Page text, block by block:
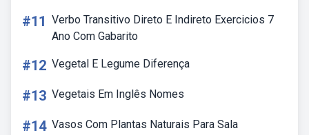
#11 Verbo Transitivo Direto E Indireto Exercicios 7
Ano Com Gabarito
#12 Vegetal E Legume Diferença
#13 Vegetais Em Inglês Nomes
#14 Vasos Com Plantas Naturais Para Sala